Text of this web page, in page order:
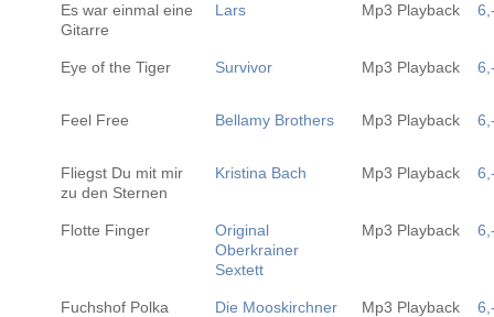
Es war einmal eine
Gitarre
Lars Mp3 Playback
Eye of the Tiger Survivor Mp3 Playback
Feel Free Bellamy Brothers Mp3 Playback
Fliegst Du mit mir
zu den Sternen
Kristina Bach Mp3 Playback
Flotte Finger
Original
Oberkrainer
Sextett
Mp3 Playback
Fuchshof Polka Die Mooskirchner Mp3 Playback